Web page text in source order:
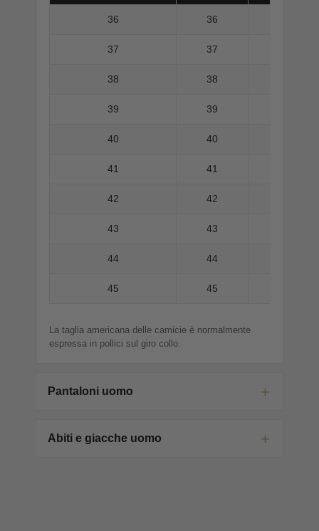
36 36
37 37
38 38
39 39
40 40
41 41
42 42
43 43
44 44
45 45
La taglia americana delle camicie è normalmente
espressa in pollici sul giro collo.
Pantaloni uomo
Abiti e giacche uomo